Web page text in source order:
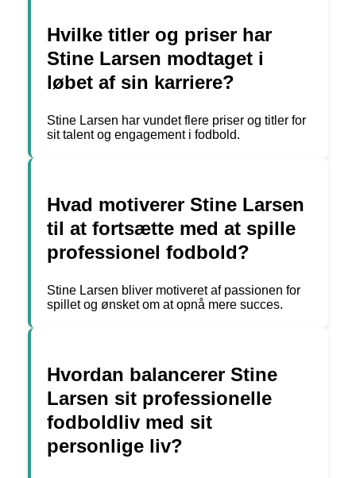
Hvilke titler og priser har
Stine Larsen modtaget i
løbet af sin karriere?
Stine Larsen har vundet flere priser og titler for
sit talent og engagement i fodbold.
Hvad motiverer Stine Larsen
til at fortsætte med at spille
professionel fodbold?
Stine Larsen bliver motiveret af passionen for
spillet og ønsket om at opnå mere succes.
Hvordan balancerer Stine
Larsen sit professionelle
fodboldliv med sit
personlige liv?